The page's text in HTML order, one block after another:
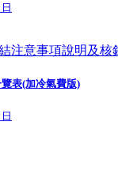
注意事項說明及核
表(加冷氣費版)